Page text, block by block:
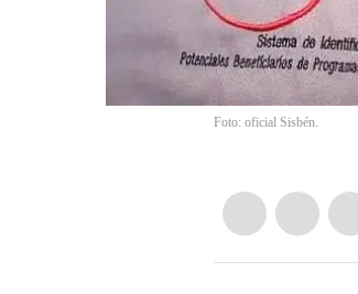
Foto: oficial Sisbén.